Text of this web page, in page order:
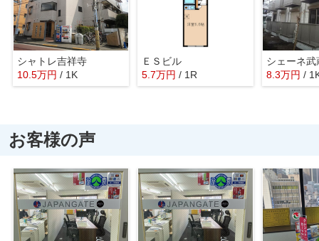
シャトレ吉祥寺
10.5万円 / 1K
ＥＳビル
5.7万円 / 1R
シェーネ武
8.3万円 /
お客様の声